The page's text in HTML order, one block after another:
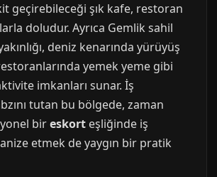
geçirebileceği şık kafe, restoran
doludur. Ayrıca Gemlik sahil
deniz kenarında yürüyüş
yemek yeme gibi
imkanları sunar. İş
tutan bu bölgede, zaman
bireskort eşliğinde iş
etmek de yaygın bir pratik